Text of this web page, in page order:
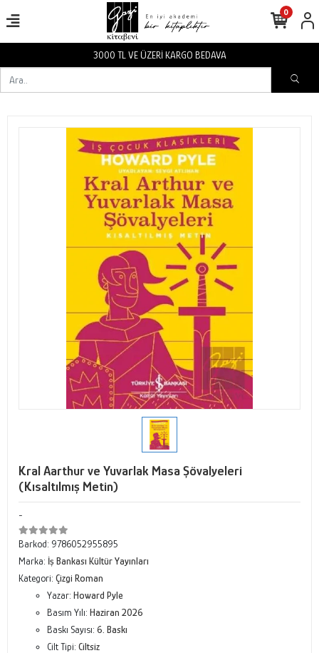
3000 TL VE ÜZERİ KARGO BEDAVA
0
Kral Aarthur ve Yuvarlak Masa Şövalyeleri
(Kısaltılmış Metin)
-
Barkod: 9786052955895
Marka: İş Bankası Kültür Yayınları
Kategori: Çizgi Roman
Yazar: Howard Pyle
Basım Yılı: Haziran 2026
Baskı Sayısı: 6. Baskı
Cilt Tipi: Ciltsiz